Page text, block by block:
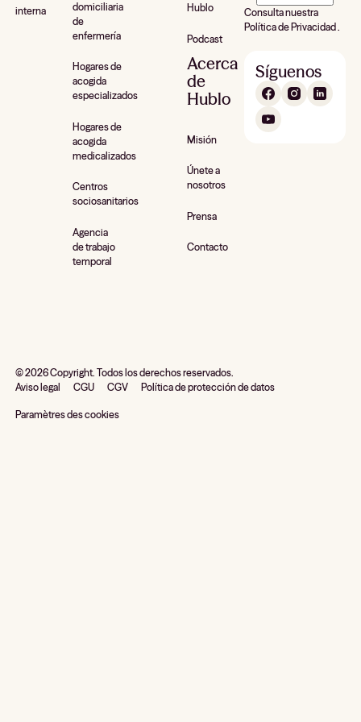
interna
domiciliaria
de
enfermería
Hogares de
acogida
especializados
Hogares de
acogida
medicalizados
Centros
sociosanitarios
Agencia
de trabajo
temporal
Hublo
Podcast
Acerca
de
Hublo
Misión
Únete a
nosotros
Prensa
Contacto
Consulta nuestra
Política de Privacidad .
Síguenos
©2026Copyright. Todos los derechos reservados.
Aviso legal
CGU CGV Política de protección de datos
Paramètres des cookies